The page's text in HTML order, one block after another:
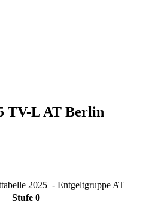
TV-L AT Berlin
2025 - Entgeltgruppe AT
Stufe 0